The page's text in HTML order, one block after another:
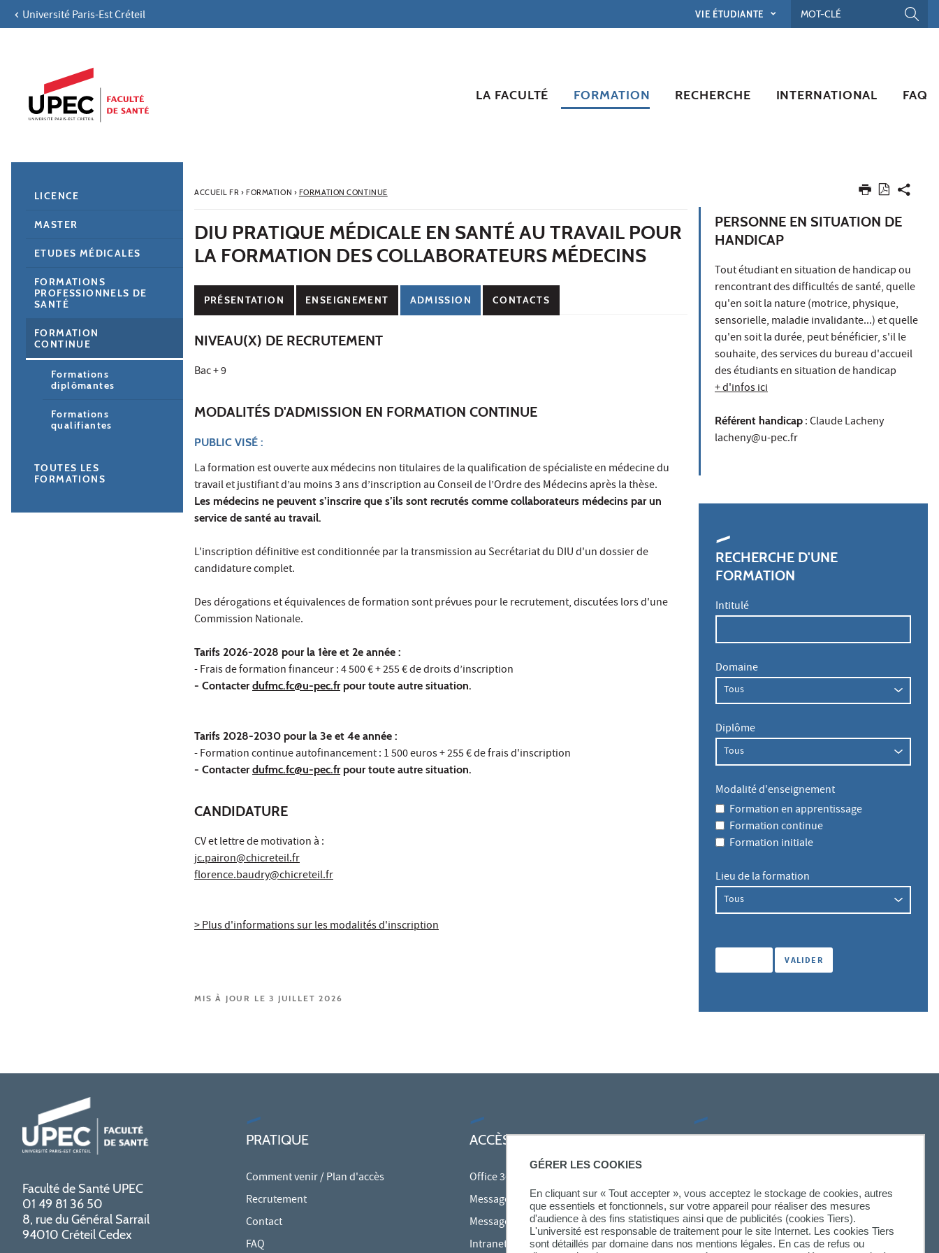
GÉRER LES COOKIES
En cliquant sur « Tout accepter », vous acceptez le stockage de cookies, autres
que essentiels et fonctionnels, sur votre appareil pour réaliser des mesures
d'audience à des fins statistiques ainsi que de publicités (cookies Tiers).
L'université est responsable de traitement pour le site Internet. Les cookies Tiers
sont détaillés par domaine dans nos mentions légales. En cas de refus ou
Aller au contenu
Navigation secondaire
Université Paris-Est Créteil VIE ÉTUDIANTE
LA FACULTÉ FORMATION RECHERCHE INTERNATIONAL FAQ
ACCUEIL FR› FORMATION › FORMATION CONTINUE
DIU PRATIQUE MÉDICALE EN SANTÉ AU TRAVAIL POUR
LA FORMATION DES COLLABORATEURS MÉDECINS
PRÉSENTATION ENSEIGNEMENT ADMISSION CONTACTS
NIVEAU(X) DE RECRUTEMENT
Bac + 9
MODALITÉS D'ADMISSION EN FORMATION CONTINUE
PUBLIC VISÉ :
La formation est ouverte aux médecins non titulaires de la qualification de spécialiste en médecine du
travail et justifiant d’au moins 3 ans d’inscription au Conseil de l’Ordre des Médecins après la thèse.
Les médecins ne peuvent s’inscrire que s’ils sont recrutés comme collaborateurs médecins par un
service de santé au travail.
L'inscription définitive est conditionnée par la transmission au Secrétariat du DIU d'un dossier de
candidature complet.
Des dérogations et équivalences de formation sont prévues pour le recrutement, discutées lors d'une
Commission Nationale.
Tarifs 2026-2028 pour la 1ère et 2e année :
- Frais de formation financeur : 4 500 € + 255 € de droits d’inscription
- Contacterdufmc.fc@u-pec.frpour toute autre situation.
Tarifs 2028-2030 pour la 3e et 4e année :
- Formation continue autofinancement : 1 500 euros + 255 € de frais d'inscription
- Contacterdufmc.fc@u-pec.frpour toute autre situation.
CANDIDATURE
CV et lettre de motivation à :
jc.pairon@chicreteil.fr
florence.baudry@chicreteil.fr
> Plus d'informations sur les modalités d'inscription
MIS À JOUR LE 3 JUILLET 2026
PERSONNE EN SITUATION DE
HANDICAP
Tout étudiant en situation de handicap ou
rencontrant des difficultés de santé, quelle
qu'en soit la nature (motrice, physique,
sensorielle, maladie invalidante...) et quelle
qu'en soit la durée, peut bénéficier, s'il le
souhaite, des services du bureau d'accueil
des étudiants en situation de handicap
+ d'infos ici
Référent handicap : Claude Lacheny
lacheny@u-pec.fr
RECHERCHE D'UNE
FORMATION
Intitulé
Domaine
Diplôme
Modalité d'enseignement
Formation en apprentissage
Formation continue
Formation initiale
Lieu de la formation
LICENCE
MASTER
ETUDES MÉDICALES
FORMATIONS
PROFESSIONNELS DE
SANTÉ
FORMATION
CONTINUE
Formations
diplômantes
Formations
qualifiantes
TOUTES LES
FORMATIONS
Faculté de Santé UPEC
01 49 81 36 50
8, rue du Général Sarrail
94010 Créteil Cedex
PRATIQUE
Comment venir / Plan d'accès
Recrutement
Contact
FAQ
ACCÈS RAPIDES
Office 365
Messagerie des personnels
Messagerie étudiante
Intranet des personnels
SUIVEZ-NOUS